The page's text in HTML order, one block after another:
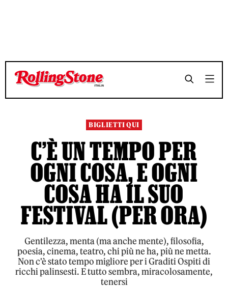
TEMPO DI LETTURA 16 MINUTI SHARE
TEMPO DI LETTURA 16 MINUTI SHARE
BIGLIETTI QUI
C’È UN TEMPO PER
OGNI COSA, E OGNI
COSA HA IL SUO
FESTIVAL (PER ORA)
Gentilezza, menta (ma anche mente), filosofia,
poesia, cinema, teatro, chi più ne ha, più ne metta.
Non c'è stato tempo migliore per i Graditi Ospiti di
ricchi palinsesti. E tutto sembra, miracolosamente,
tenersi